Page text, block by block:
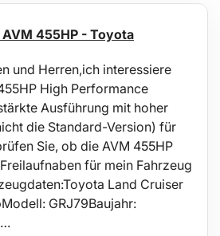
1 m
455HP - Toyota
und Herren,ich interessiere
High Performance
Ausführung mit hoher
die Standard-Version) für
Sie, ob die AVM 455HP
für mein Fahrzeug
Land Cruiser
GRJ79Baujahr: